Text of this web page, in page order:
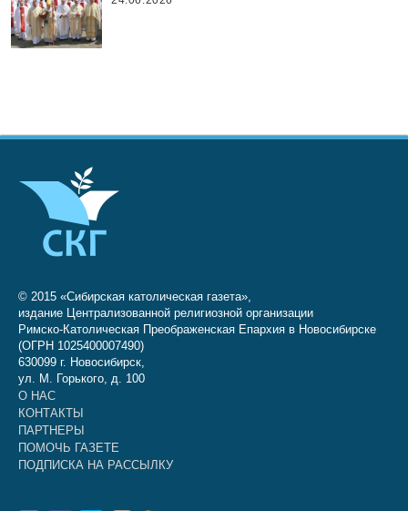
© 2015 «Сибирская католическая газета»,
издание Централизованной религиозной организации
Римско-Католическая Преображенская Епархия в Новосибирске
(ОГРН 1025400007490)
630099 г. Новосибирск,
ул. М. Горького, д. 100
О НАС
КОНТАКТЫ
ПАРТНЕРЫ
ПОМОЧЬ ГАЗЕТЕ
ПОДПИСКА НА РАССЫЛКУ